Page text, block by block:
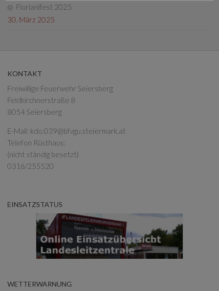
Florianifest 2025
30. März 2025
KONTAKT
Freiwillige Feuerwehr Seiersberg
Feldkirchnerstraße 8
8054 Seiersberg
E-Mail: kdo.039@bfvgu.steiermark.at
Telefon Rüsthaus:
(nicht ständig besetzt)
0316/255520
EINSATZSTATUS
WETTERWARNUNG